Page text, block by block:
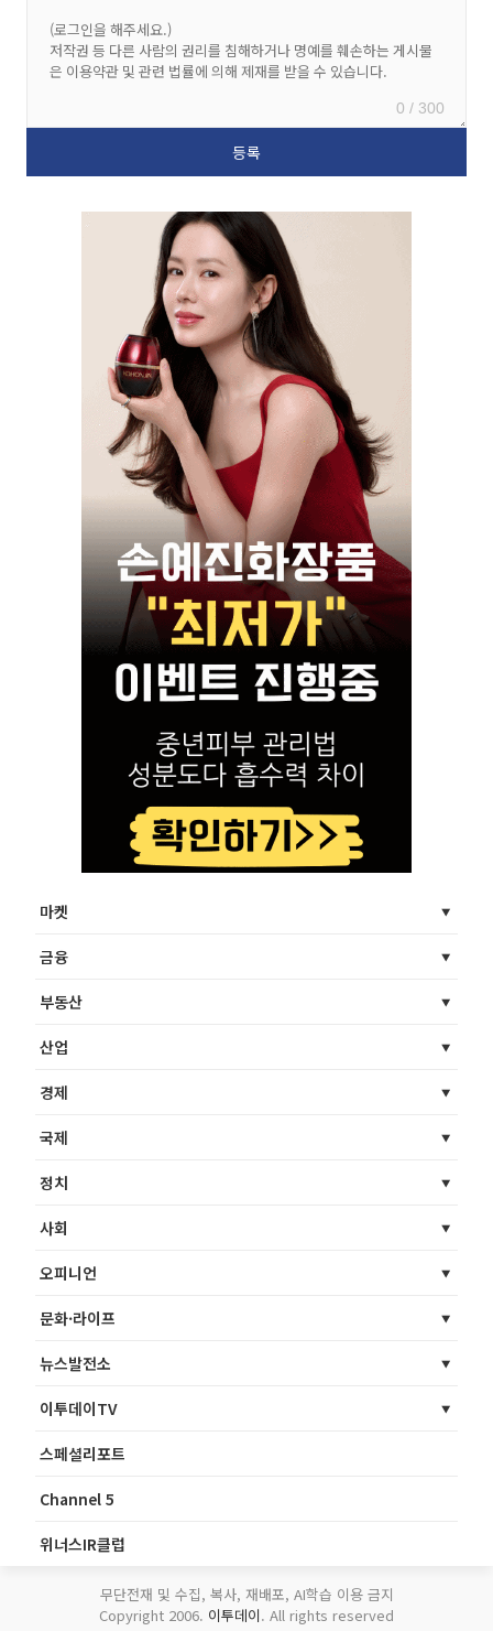
0 / 300
마켓
금융
부동산
산업
경제
국제
정치
사회
오피니언
문화·라이프
뉴스발전소
이투데이TV
스페셜리포트
Channel 5
위너스IR클럽
무단전재 및 수집, 복사, 재배포, AI학습 이용 금지
Copyright 2006. 이투데이. All rights reserved